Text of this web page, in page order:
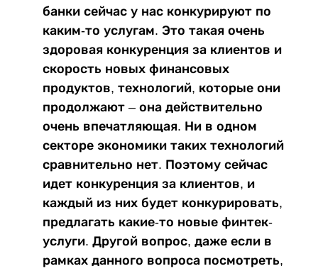
банки сейчас у нас конкурируют по
каким-то услугам. Это такая очень
здоровая конкуренция за клиентов и
скорость новых финансовых
продуктов, технологий, которые они
продолжают – она действительно
очень впечатляющая. Ни в одном
секторе экономики таких технологий
сравнительно нет. Поэтому сейчас
идет конкуренция за клиентов, и
каждый из них будет конкурировать,
предлагать какие-то новые финтек-
услуги. Другой вопрос, даже если в
рамках данного вопроса посмотреть,